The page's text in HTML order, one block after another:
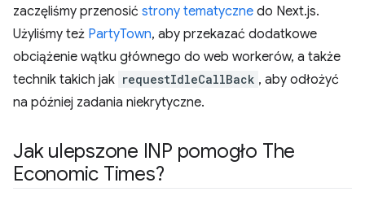
zaczęliśmy przenosić strony tematyczne do Next.js.
Użyliśmy też PartyTown, aby przekazać dodatkowe
obciążenie wątku głównego do web workerów, a także
technik takich jak requestIdleCallBack , aby odłożyć
na później zadania niekrytyczne.
Jak ulepszone INP pomogło The
Economic Times?